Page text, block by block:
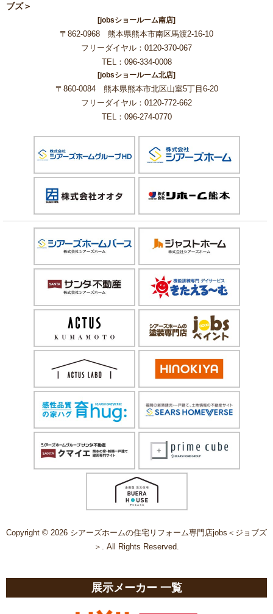
ブズ＞
[jobsショールーム南店]
〒862-0968 熊本県熊本市南区馬渡2-16-10
フリーダイヤル：0120-370-067
TEL：096-334-0008
[jobsショールーム北店]
〒860-0084 熊本県熊本市北区山室5丁目6-20
フリーダイヤル：0120-772-662
TEL：096-274-0770
Copyright © 2026 シアーズホームの住宅リフォーム専門店jobs＜ジョブズ
＞. All Rights Reserved.
展示メーカー 一覧